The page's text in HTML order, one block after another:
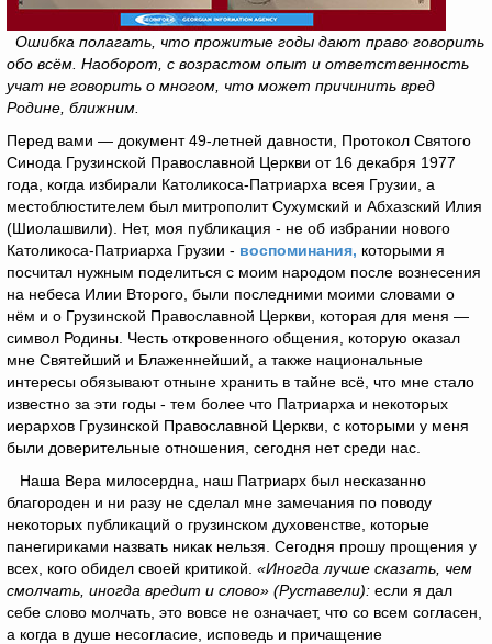
Ошибка полагать, что прожитые годы дают право говорить
обо всём. Наоборот, с возрастом опыт и ответственность
учат не говорить о многом, что может причинить вред
Родине, ближним.
Перед вами — документ 49-летней давности, Протокол Святого
Синода Грузинской Православной Церкви от 16 декабря 1977
года, когда избирали Католикоса-Патриарха всея Грузии, а
местоблюстителем был митрополит Сухумский и Абхазский Илия
(Шиолашвили). Нет, моя публикация - не об избрании нового
Католикоса-Патриарха Грузии - воспоминания, которыми я
посчитал нужным поделиться с моим народом после вознесения
на небеса Илии Второго, были последними моими словами о
нём и о Грузинской Православной Церкви, которая для меня —
символ Родины. Честь откровенного общения, которую оказал
мне Святейший и Блаженнейший, а также национальные
интересы обязывают отныне хранить в тайне всё, что мне стало
известно за эти годы - тем более что Патриарха и некоторых
иерархов Грузинской Православной Церкви, с которыми у меня
были доверительные отношения, сегодня нет среди нас.
Наша Вера милосердна, наш Патриарх был несказанно
благороден и ни разу не сделал мне замечания по поводу
некоторых публикаций о грузинском духовенстве, которые
панегириками назвать никак нельзя. Сегодня прошу прощения у
всех, кого обидел своей критикой. «Иногда лучше сказать, чем
смолчать, иногда вредит и слово» (Руставели): если я дал
себе слово молчать, это вовсе не означает, что со всем согласен,
а когда в душе несогласие, исповедь и причащение